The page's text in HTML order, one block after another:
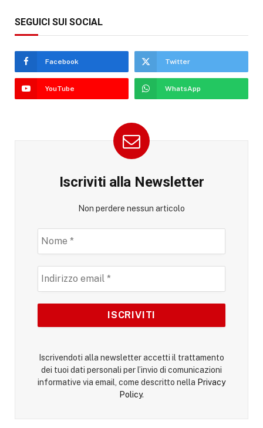
SEGUICI SUI SOCIAL
Facebook Twitter
YouTube WhatsApp
Iscriviti alla Newsletter
Non perdere nessun articolo
Iscrivendoti alla newsletter accetti il trattamento
dei tuoi dati personali per l’invio di comunicazioni
informative via email, come descritto nella Privacy
Policy.